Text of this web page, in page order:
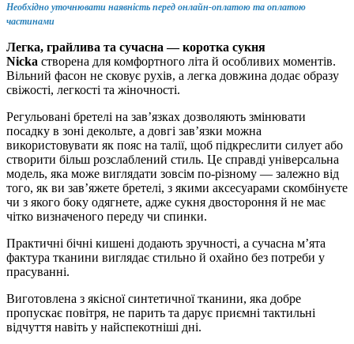
Необхідно уточнювати наявність перед онлайн-оплатою та оплатою
частинами
Легка, грайлива та сучасна — коротка сукня
Nicka створена для комфортного літа й особливих моментів.
Вільний фасон не сковує рухів, а легка довжина додає образу
свіжості, легкості та жіночності.
Регульовані бретелі на зав’язках дозволяють змінювати
посадку в зоні декольте, а довгі зав’язки можна
використовувати як пояс на талії, щоб підкреслити силует або
створити більш розслаблений стиль. Це справді універсальна
модель, яка може виглядати зовсім по-різному — залежно від
того, як ви зав’яжете бретелі, з якими аксесуарами скомбінуєте
чи з якого боку одягнете, адже сукня двостороння й не має
чітко визначеного переду чи спинки.
Практичні бічні кишені додають зручності, а сучасна м’ята
фактура тканини виглядає стильно й охайно без потреби у
прасуванні.
Виготовлена з якісної синтетичної тканини, яка добре
пропускає повітря, не парить та дарує приємні тактильні
відчуття навіть у найспекотніші дні.